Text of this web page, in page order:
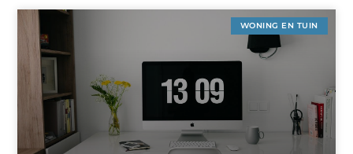
WONING EN TUIN